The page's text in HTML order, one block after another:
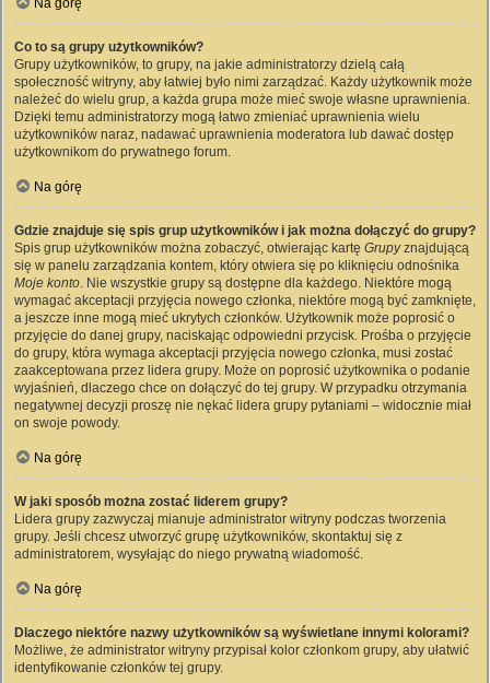
Na górę
Co to są grupy użytkowników?
Grupy użytkowników, to grupy, na jakie administratorzy dzielą całą
społeczność witryny, aby łatwiej było nimi zarządzać. Każdy użytkownik może
należeć do wielu grup, a każda grupa może mieć swoje własne uprawnienia.
Dzięki temu administratorzy mogą łatwo zmieniać uprawnienia wielu
użytkowników naraz, nadawać uprawnienia moderatora lub dawać dostęp
użytkownikom do prywatnego forum.
Na górę
Gdzie znajduje się spis grup użytkowników i jak można dołączyć do grupy?
Spis grup użytkowników można zobaczyć, otwierając kartę Grupyznajdującą
się w panelu zarządzania kontem, który otwiera się po kliknięciu odnośnika
Moje konto. Nie wszystkie grupy są dostępne dla każdego. Niektóre mogą
wymagać akceptacji przyjęcia nowego członka, niektóre mogą być zamknięte,
a jeszcze inne mogą mieć ukrytych członków. Użytkownik może poprosić o
przyjęcie do danej grupy, naciskając odpowiedni przycisk. Prośba o przyjęcie
do grupy, która wymaga akceptacji przyjęcia nowego członka, musi zostać
zaakceptowana przez lidera grupy. Może on poprosić użytkownika o podanie
wyjaśnień, dlaczego chce on dołączyć do tej grupy. W przypadku otrzymania
negatywnej decyzji proszę nie nękać lidera grupy pytaniami – widocznie miał
on swoje powody.
Na górę
W jaki sposób można zostać liderem grupy?
Lidera grupy zazwyczaj mianuje administrator witryny podczas tworzenia
grupy. Jeśli chcesz utworzyć grupę użytkowników, skontaktuj się z
administratorem, wysyłając do niego prywatną wiadomość.
Na górę
Dlaczego niektóre nazwy użytkowników są wyświetlane innymi kolorami?
Możliwe, że administrator witryny przypisał kolor członkom grupy, aby ułatwić
identyfikowanie członków tej grupy.